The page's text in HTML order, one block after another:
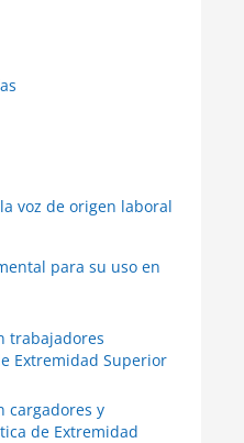
voz de origen laboral
para su uso en
trabajadores
Extremidad Superior
cargadores y
de Extremidad